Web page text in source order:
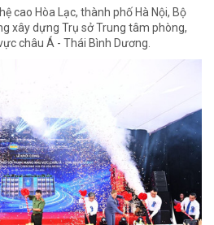
cao Hòa Lạc, thành phố Hà Nội, Bộ
xây dựng Trụ sở Trung tâm phòng,
châu Á - Thái Bình Dương.